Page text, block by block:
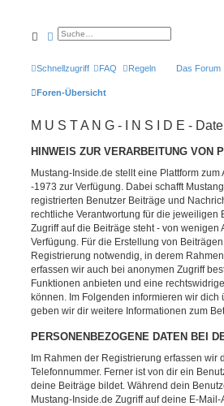
SucheErweiterte Suche
Schnellzugriff FAQ Regeln Das Forum
Foren-Übersicht
M U S T A N G - I N S I D E -
HINWEIS ZUR VERARBEITUNG VON
Mustang-Inside.de stellt eine Plattform
-1973 zur Verfügung. Dabei schafft
registrierten Benutzer Beiträge und
rechtliche Verantwortung für die
Zugriff auf die Beiträge steht - von
Verfügung. Für die Erstellung von
Registrierung notwendig, in derem
erfassen wir auch bei anonymen Zugriff
Funktionen anbieten und eine
können. Im Folgenden informieren wir
geben wir dir weitere Informationen zum
PERSONENBEZOGENE DATEN BEI
Im Rahmen der Registrierung erfassen wir
Telefonnummer. Ferner ist von dir ein
deine Beiträge bildet. Während dein
Mustang-Inside.de Zugriff auf deine E-